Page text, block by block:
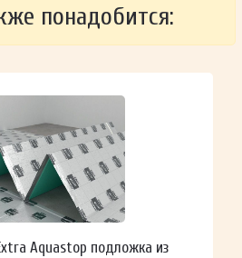
понадобится:
Aquastop подложка из